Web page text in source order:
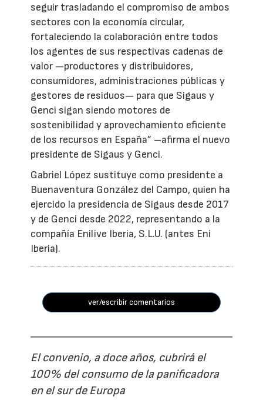
seguir trasladando el compromiso de ambos
sectores con la economía circular,
fortaleciendo la colaboración entre todos
los agentes de sus respectivas cadenas de
valor —productores y distribuidores,
consumidores, administraciones públicas y
gestores de residuos— para que Sigaus y
Genci sigan siendo motores de
sostenibilidad y aprovechamiento eficiente
de los recursos en España” –afirma el nuevo
presidente de Sigaus y Genci.
Gabriel López sustituye como presidente a
Buenaventura González del Campo, quien ha
ejercido la presidencia de Sigaus desde 2017
y de Genci desde 2022, representando a la
compañía Enilive Iberia, S.L.U. (antes Eni
Iberia).
ver/escribir comentarios
El convenio, a doce años, cubrirá el
100% del consumo de la panificadora
en el sur de Europa